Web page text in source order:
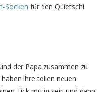
Socken für den Quietschi
der Papa zusammen zu
ihre tollen neuen